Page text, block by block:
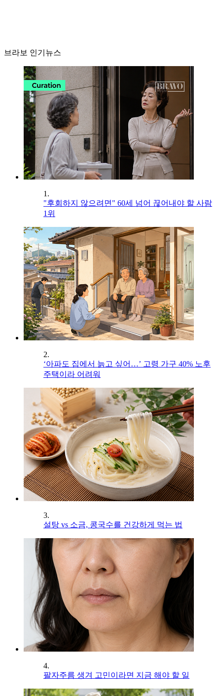
브라보 인기뉴스
1.
"후회하지 않으려면" 60세 넘어 끊어내야 할 사람
1위
2.
‘아파도 집에서 늙고 싶어…’ 고령 가구 40% 노후
주택이라 어려워
3.
설탕 vs 소금, 콩국수를 건강하게 먹는 법
4.
팔자주름 생겨 고민이라면 지금 해야 할 일